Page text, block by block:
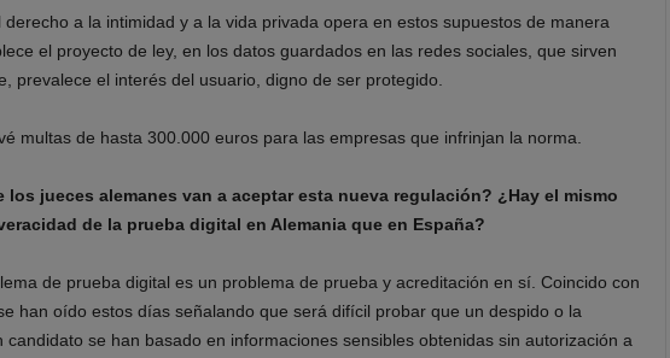
derecho a la intimidad y a la vida privada opera en estos supuestos de manera
el proyecto de ley, en los datos guardados en las redes sociales, que sirven
prevalece el interés del usuario, digno de ser protegido.
multas de hasta 300.000 euros para las empresas que infrinjan la norma.
los jueces alemanes van a aceptar esta nueva regulación? ¿Hay el mismo
de la prueba digital en Alemania que en España?
de prueba digital es un problema de prueba y acreditación en sí. Coincido con
han oído estos días señalando que será difícil probar que un despido o la
candidato se han basado en informaciones sensibles obtenidas sin autorización a